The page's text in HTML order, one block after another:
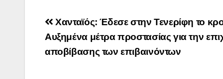
Πλοήγηση
άρθρων
Χανταϊός: Έδεσε στην Τενερίφη το
Αυξημένα μέτρα προστασίας για την
αποβίβασης των επιβαινόντων